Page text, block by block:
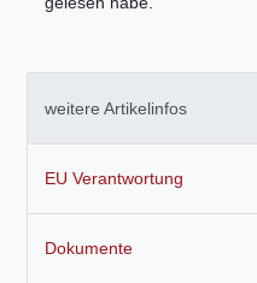
weitere Artikelinfos
EU Verantwortung
Dokumente